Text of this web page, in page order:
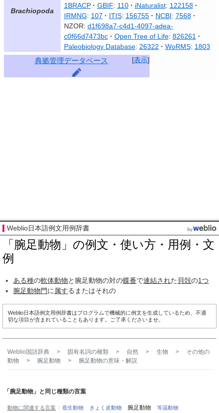
Brachiopoda
1BRACP
GBIF: 110 iNaturalist: 122158
IRMNG: 107 ITIS: 156755 NCBI: 7568
NZOR: d1f698a7-c4d1-4097-adea-
c0f66d7473bc
Open Tree of Life: 826261
Paleobiology Database: 26322 WoRMS: 1803
[表示]
典拠管理データベース
Weblio日本語例文用例辞書
「腕足動物」の例文・使い方・用例・文
例
ある種の軟体動物と腕足動物の対の蝶番で連結された 貝殻の1つ
腕足動物門に属するまたはそれの
Weblio日本語例文用例辞書はプログラムで機械的に例文を生成しているため、不適
切な項目が含まれていることもあります。ご了承くださいませ。
Weblio国語辞典 > 固有名詞の種類 > 自然 > 生物 >
その他の
動物
> 腕足動物 > 腕足動物の意味・解説
「腕足動物」と同じ種類の言葉
動物に関連する言葉 底生動物 きょく皮動物 腕足動物
等温動物